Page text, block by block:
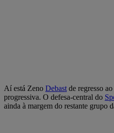
Aí está Zeno Debast de regresso
progressiva. O defesa-central do
ainda à margem do restante grupo